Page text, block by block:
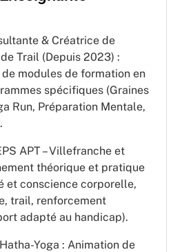
& Créatrice de
Trail (Depuis 2023) :
modules de formation en
spécifiques (Graines
Run, Préparation Mentale,
APT – Villefranche et
théorique et pratique
et conscience corporelle,
trail, renforcement
adapté au handicap).
Yoga : Animation de